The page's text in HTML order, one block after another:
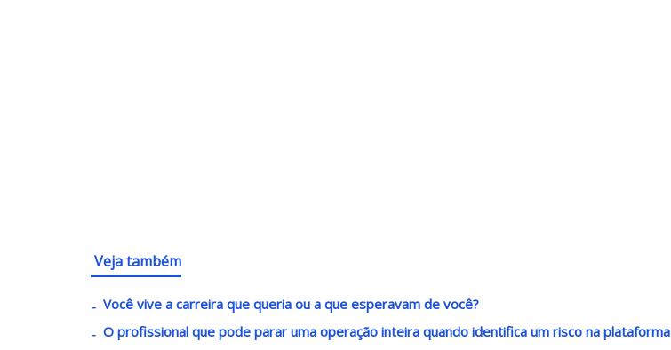
Veja também
Você vive a carreira que queria ou a que esperavam de você?
O profissional que pode parar uma operação inteira quando identifica um risco na plataforma